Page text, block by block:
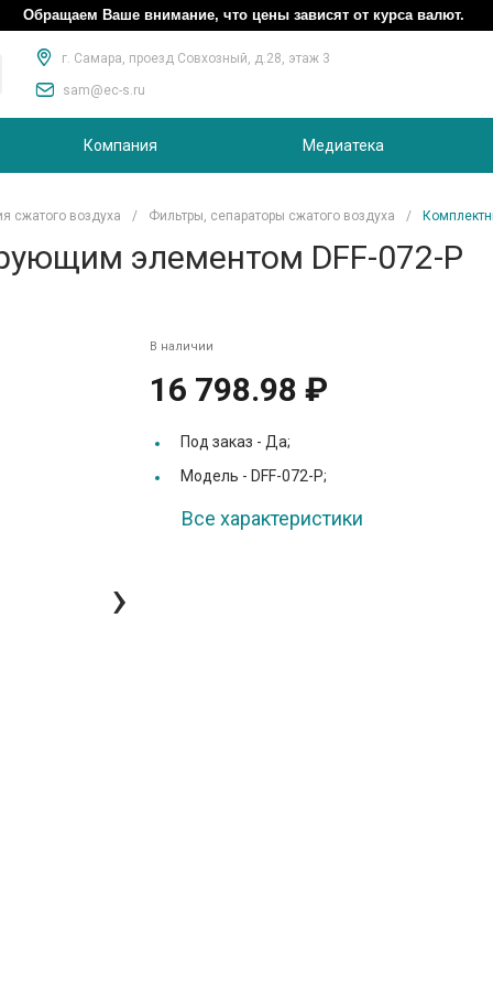
Обращаем Ваше внимание, что цены зависят от курса валют.
г. Самара, проезд Совхозный, д.28, этаж 3
sam@ec-s.ru
Компания Медиатека
сжатого воздуха / Фильтры, сепараторы сжатого воздуха /
элементом DFF-072-P
›
В наличии
16 798.98 ₽
Под заказ -Да;
Модель - DFF-072-P;
Все характеристики